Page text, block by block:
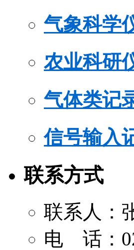
气象科学
农业科研
气体类记
信号输入
联系方式
联系人：
电 话：